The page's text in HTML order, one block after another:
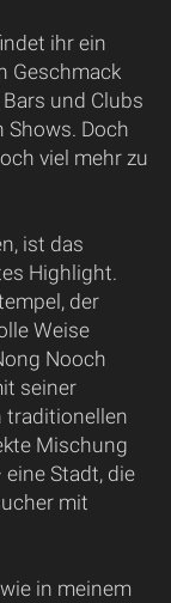
ihr ein
Geschmack
und Clubs
Doch
viel mehr zu
ist das
Highlight.
der
Weise
Nooch
seiner
traditionellen
Mischung
Stadt, die
mit
in meinem